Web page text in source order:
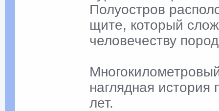
Полуостров
щите, который
человечеству
наглядная
лет.